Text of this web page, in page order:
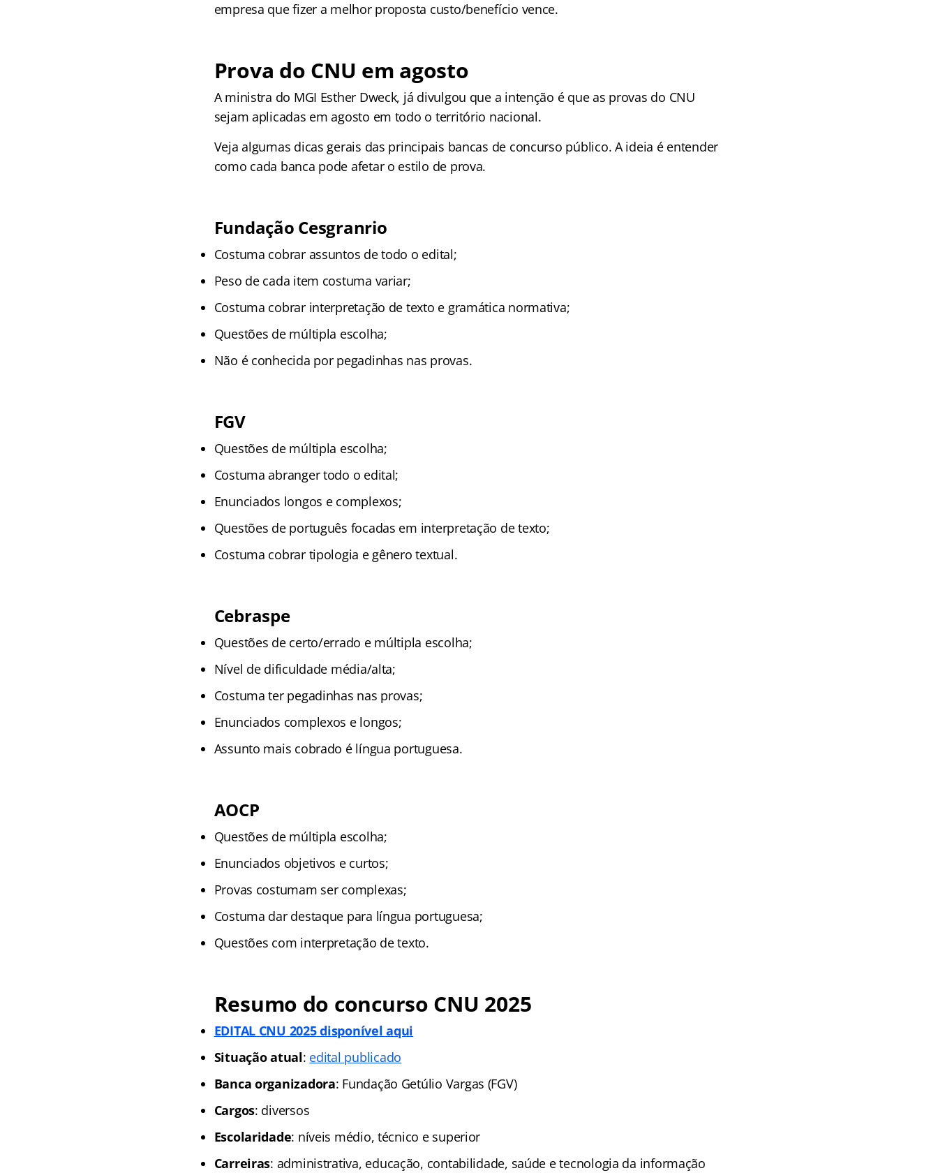
empresa que fizer a melhor proposta custo/benefício vence.
Prova do CNU em agosto
A ministra do MGI Esther Dweck, já divulgou que a intenção é que as provas do CNU
sejam aplicadas em agosto em todo o território nacional.
Veja algumas dicas gerais das principais bancas de concurso público. A ideia é entender
como cada banca pode afetar o estilo de prova.
Fundação Cesgranrio
Costuma cobrar assuntos de todo o edital;
Peso de cada item costuma variar;
Costuma cobrar interpretação de texto e gramática normativa;
Questões de múltipla escolha;
Não é conhecida por pegadinhas nas provas.
FGV
Questões de múltipla escolha;
Costuma abranger todo o edital;
Enunciados longos e complexos;
Questões de português focadas em interpretação de texto;
Costuma cobrar tipologia e gênero textual.
Cebraspe
Questões de certo/errado e múltipla escolha;
Nível de dificuldade média/alta;
Costuma ter pegadinhas nas provas;
Enunciados complexos e longos;
Assunto mais cobrado é língua portuguesa.
AOCP
Questões de múltipla escolha;
Enunciados objetivos e curtos;
Provas costumam ser complexas;
Costuma dar destaque para língua portuguesa;
Questões com interpretação de texto.
Resumo do concurso CNU 2025
EDITAL CNU 2025 disponível aqui
Situação atual: edital publicado
Banca organizadora: Fundação Getúlio Vargas (FGV)
Cargos: diversos
Escolaridade: níveis médio, técnico e superior
Carreiras: administrativa, educação, contabilidade, saúde e tecnologia da informação